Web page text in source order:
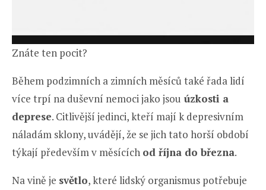
Znáte ten pocit?
Během podzimních a zimních měsíců také řada lidí
více trpí na duševní nemoci jako jsou úzkosti a
deprese. Citlivější jedinci, kteří mají k depresivním
náladám sklony, uvádějí, že se jich tato horší období
týkají především v měsících od října do března.
Na vině je světlo, které lidský organismus potřebuje